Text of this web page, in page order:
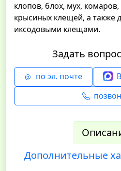
клопов, блох, мух,
крысиных клещей, а также
иксодовыми клещами.
Задать
по эл. почте
Дополнительные